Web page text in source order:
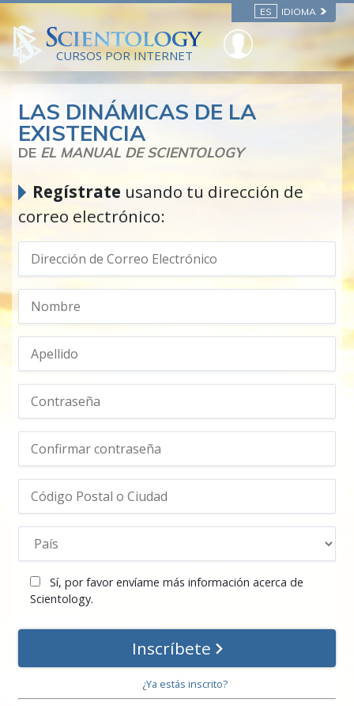
ES IDIOMA
CURSOS POR INTERNET
LAS DINÁMICAS DE LA
EXISTENCIA
DE EL MANUAL DE SCIENTOLOGY
Regístrate usando tu dirección de
correo electrónico:
Sí, por favor envíame más información acerca de
Scientology.
Inscríbete
¿Ya estás inscrito?